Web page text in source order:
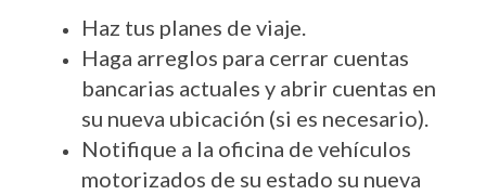
Haz tus planes de viaje.
Haga arreglos para cerrar cuentas
bancarias actuales y abrir cuentas en
su nueva ubicación (si es necesario).
Notifique a la oficina de vehículos
motorizados de su estado su nueva